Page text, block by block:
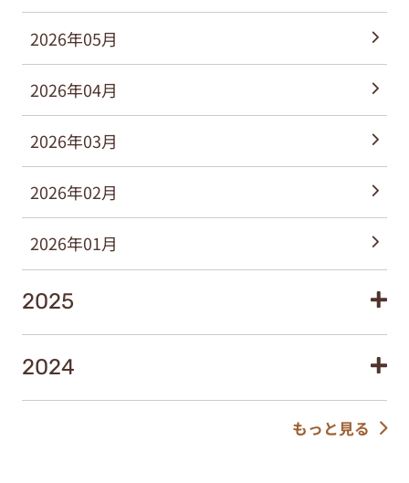
2026年05月
2026年04月
2026年03月
2026年02月
2026年01月
2025
2024
もっと見る